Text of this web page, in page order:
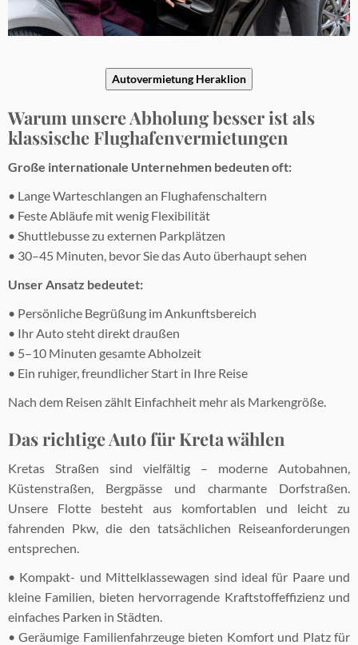
Autovermietung Heraklion
Warum unsere Abholung besser ist als
klassische Flughafenvermietungen
Große internationale Unternehmen bedeuten oft:
• Lange Warteschlangen an Flughafenschaltern
• Feste Abläufe mit wenig Flexibilität
• Shuttlebusse zu externen Parkplätzen
• 30–45 Minuten, bevor Sie das Auto überhaupt sehen
Unser Ansatz bedeutet:
• Persönliche Begrüßung im Ankunftsbereich
• Ihr Auto steht direkt draußen
• 5–10 Minuten gesamte Abholzeit
• Ein ruhiger, freundlicher Start in Ihre Reise
Nach dem Reisen zählt Einfachheit mehr als Markengröße.
Das richtige Auto für Kreta wählen
Kretas Straßen sind vielfältig – moderne Autobahnen,
Küstenstraßen, Bergpässe und charmante Dorfstraßen.
Unsere Flotte besteht aus komfortablen und leicht zu
fahrenden Pkw, die den tatsächlichen Reiseanforderungen
entsprechen.
• Kompakt- und Mittelklassewagen sind ideal für Paare und
kleine Familien, bieten hervorragende Kraftstoffeffizienz und
einfaches Parken in Städten.
• Geräumige Familienfahrzeuge bieten Komfort und Platz für